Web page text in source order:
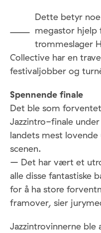
– Dette betyr
megastor hjelp
trommeslager
Collective har en
festivaljobber og
Spennende finale
Det ble som
Jazzintro-finale
landets mest lovende
scenen.
– Det har vært et
alle disse fantastiske
for å ha store
framover, sier
Jazzintrovinnerne ble